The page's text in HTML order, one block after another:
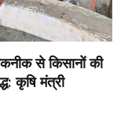
से किसानों की
कृषि मंत्री